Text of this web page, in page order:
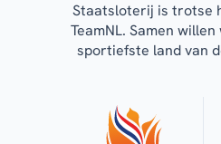
Staatsloterij is trotse
TeamNL. Samen
sportiefste land van